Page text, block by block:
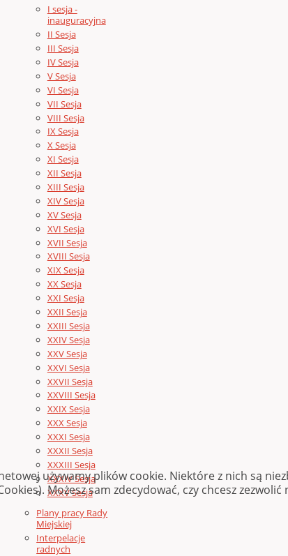
I sesja -
inauguracyjna
II Sesja
III Sesja
IV Sesja
V Sesja
VI Sesja
VII Sesja
VIII Sesja
IX Sesja
X Sesja
XI Sesja
XII Sesja
XIII Sesja
XIV Sesja
XV Sesja
XVI Sesja
XVII Sesja
XVIII Sesja
XIX Sesja
XX Sesja
XXI Sesja
XXII Sesja
XXIII Sesja
XXIV Sesja
XXV Sesja
XXVI Sesja
XXVII Sesja
XXVIII Sesja
XXIX Sesja
XXX Sesja
XXXI Sesja
XXXII Sesja
XXXIII Sesja
XXXIV Sesja
XXXV Sesja
Plany pracy Rady
Miejskiej
Interpelacje
radnych
używamy plików cookie. Niektóre z nich są
Możesz sam zdecydować, czy chcesz